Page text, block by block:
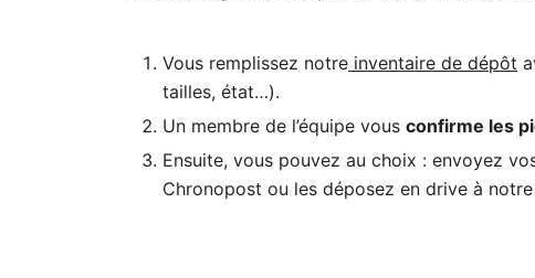
Vous remplissez notre inventaire de dépôt
tailles, état…).
Un membre de l’équipe vous confirme les
Ensuite, vous pouvez au choix : envoyez
Chronopost ou les déposez en drive à